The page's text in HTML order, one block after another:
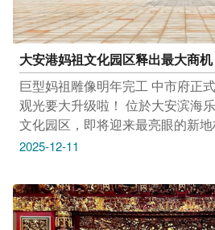
大安港妈祖文化园区释出最大商机
巨型妈祖雕像明年完工 中市府正
观光要大升级啦！ 位於大安滨海
文化园区，即将迎来最亮眼的新
预计明年正式亮相！ 未来将成为
无穷商机！ 台中市政府观光旅游
祖文化园区兴建营运移转案（
动！」 结合文化观光，发展复合
2025-12-11